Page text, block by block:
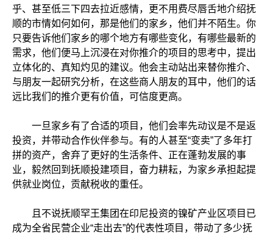
乎、甚至低三下四去拉近感情，更不用费尽唇舌地介绍抚
顺的市情如何如何，那是他们的家乡，他们并不陌生。你
只要告诉他们家乡的哪个地方有哪些变化，有哪些最新的
需求，他们便马上沉浸在对你推介的项目的思考中，提出
立体化的、真知灼见的建议。他会主动站出来替你推介、
与朋友一起研究分析，在这些商人朋友的耳中，他们的话
远比我们的推介更有价值，可信度更高。
一旦家乡有了合适的项目，他们会率先动议是不是返
投资，并带动合作伙伴参与。有的人甚至“变卖”了多年打
拼的资产，舍弃了更好的生活条件、正在蓬勃发展的事
业，毅然回到抚顺投建项目，奋力耕耘，为家乡承担起提
供就业岗位，贡献税收的重任。
且不说抚顺罕王集团在印尼投资的镍矿产业区项目已
成为全省民营企业“走出去”的代表性项目，带动了多少抚